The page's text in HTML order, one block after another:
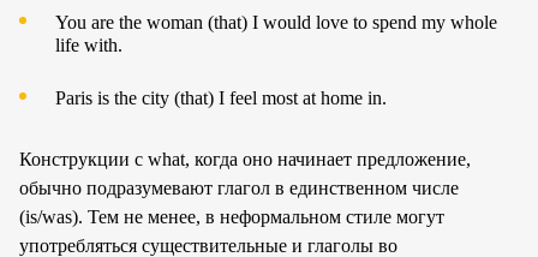
You are the woman (that) I would love to spend my whole
life with.
Paris is the city (that) I feel most at home in.
Конструкции с what, когда оно начинает предложение,
обычно подразумевают глагол в единственном числе
(is/was). Тем не менее, в неформальном стиле могут
употребляться существительные и глаголы во